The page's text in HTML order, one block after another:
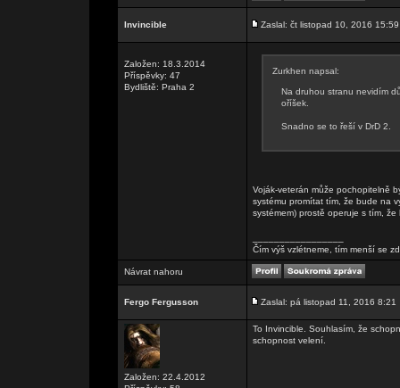
Invincible Zaslal: čt listopad 10, 2016 15:59
Založen: 18.3.2014
Příspěvky: 47
Bydliště: Praha 2
Zurkhen napsal:
Na druhou stranu nevidím
oříšek.
Snadno se to řeší v DrD 2.
Voják-veterán může pochopitelně
systému promítat tím, že bude na
systémem) prostě operuje s tím,
Čím výš vzlétneme, tím menší se
Návrat nahoru
Fergo Fergusson Zaslal: pá listopad 11, 2016 8:21
Založen: 22.4.2012
To Invincible. Souhlasím, že
schopnost velení.